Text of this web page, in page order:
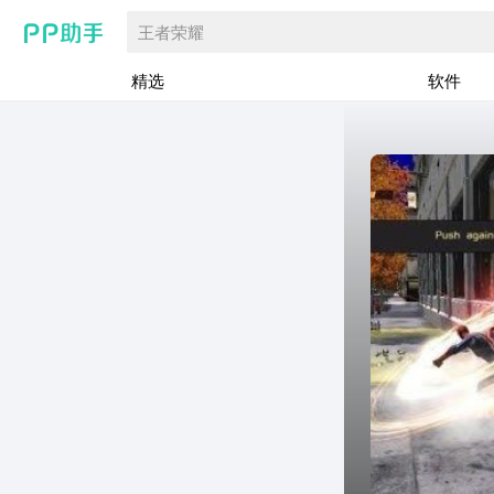
王者荣耀
精选 软件